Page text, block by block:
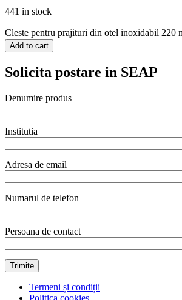
441 in stock
Cleste pentru prajituri din otel inoxidabil 220
Add to cart
Solicita postare in SEAP
Denumire produs
Institutia
Adresa de email
Numarul de telefon
Persoana de contact
Termeni și condiții
Politica cookies